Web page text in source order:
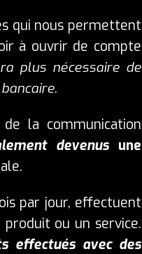
qui nous permettent
à ouvrir de compte
plus nécessaire de
.
la communication
devenus une
par jour, effectuent
ou un service.
effectués avec des